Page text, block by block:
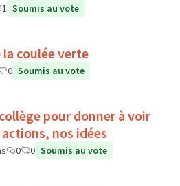
1 Soumis au vote
coulée verte
0 Soumis au vote
pour donner à voir
nos idées
0 0 Soumis au vote